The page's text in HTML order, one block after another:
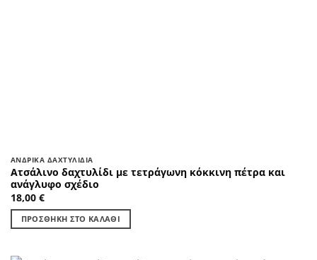
ΑΝΔΡΙΚΆ ΔΑΧΤΥΛΊΔΙΑ
Ατσάλινο δαχτυλίδι με τετράγωνη κόκκινη πέτρα και
ανάγλυφο σχέδιο
18,00 €
ΠΡΟΣΘΉΚΗ ΣΤΟ ΚΑΛΆΘΙ